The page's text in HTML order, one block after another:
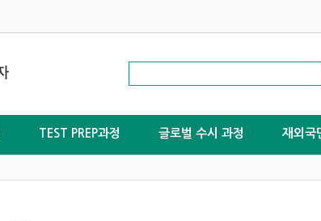
TEST PREP과정 글로벌 수시 과정 재외국